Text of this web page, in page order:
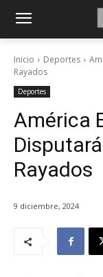
Inicio Deportes
Rayados
Deportes
América
Rayados
9 diciembre, 2024